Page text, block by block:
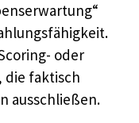
oder
die faktisch
ausschließen.